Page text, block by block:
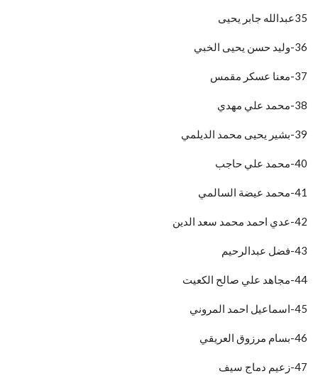
35عبدالله جابر يحيى
36-وليد حسن يحيى الخبي
37-معنا عسكر مقمس
38-محمد علي مهدي
39-بشير يحيى محمد الديلمي
40-محمد علي حاجب
41-محمد عيضة السالمي
42-عدي احمد محمد سعد الدين
43-فضل عبدالرحيم
44-مجاهد علي صالح الكعيت
45-اسماعيل احمد المروني
46-بسام مرزوق العريقي
47-زعيم دماج سيف